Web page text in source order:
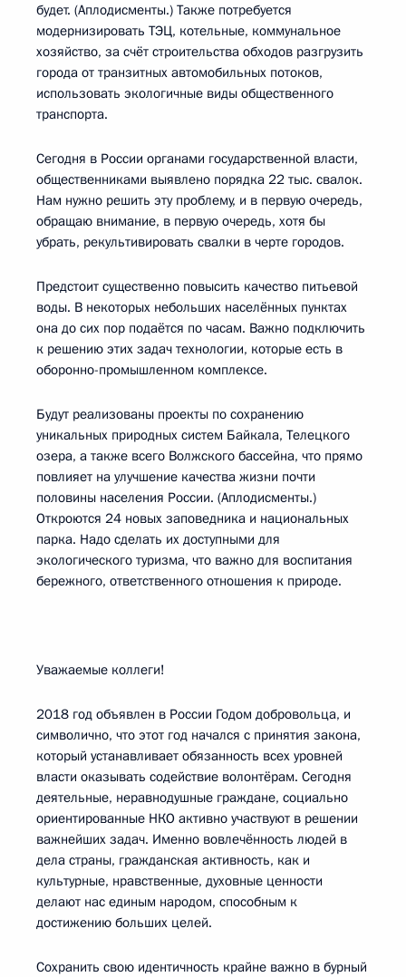
будет. (Аплодисменты.) Также потребуется
модернизировать ТЭЦ, котельные, коммунальное
хозяйство, за счёт строительства обходов разгрузить
города от транзитных автомобильных потоков,
использовать экологичные виды общественного
транспорта.
Сегодня в России органами государственной власти,
общественниками выявлено порядка 22 тыс. свалок.
Нам нужно решить эту проблему, и в первую очередь,
обращаю внимание, в первую очередь, хотя бы
убрать, рекультивировать свалки в черте городов.
Предстоит существенно повысить качество питьевой
воды. В некоторых небольших населённых пунктах
она до сих пор подаётся по часам. Важно подключить
к решению этих задач технологии, которые есть в
оборонно-промышленном комплексе.
Будут реализованы проекты по сохранению
уникальных природных систем Байкала, Телецкого
озера, а также всего Волжского бассейна, что прямо
повлияет на улучшение качества жизни почти
половины населения России. (Аплодисменты.)
Откроются 24 новых заповедника и национальных
парка. Надо сделать их доступными для
экологического туризма, что важно для воспитания
бережного, ответственного отношения к природе.
Уважаемые коллеги!
2018 год объявлен в России Годом добровольца, и
символично, что этот год начался с принятия закона,
который устанавливает обязанность всех уровней
власти оказывать содействие волонтёрам. Сегодня
деятельные, неравнодушные граждане, социально
ориентированные НКО активно участвуют в решении
важнейших задач. Именно вовлечённость людей в
дела страны, гражданская активность, как и
культурные, нравственные, духовные ценности
делают нас единым народом, способным к
достижению больших целей.
Сохранить свою идентичность крайне важно в бурный